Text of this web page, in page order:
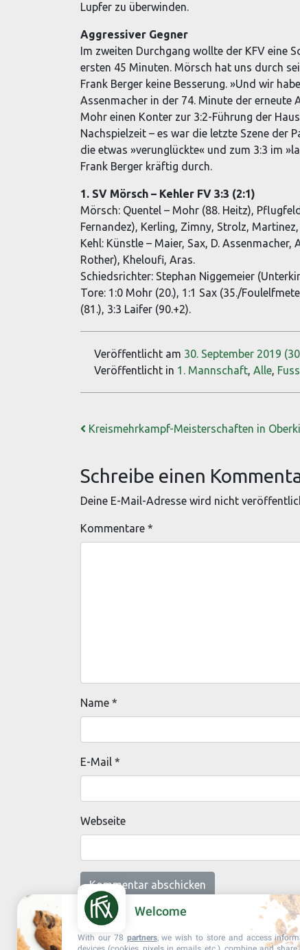
Lupfer zu überwinden.
Aggressiver Gegner
Im zweiten Durchgang wollte der KFV eine
ersten 45 Minuten. Mörsch hat uns durch
Frank Berger keine Besserung. »Und wir
Assenmacher in der 74. Minute der erneute
Mohr einen Konter zur 3:2-Führung der
Nachspielzeit – es war die letzte Szene der
die etwas »verunglückte« und zum 3:3 im
Frank Berger kräftig durch.
1. SV Mörsch – Kehler FV 3:3 (2:1)
Mörsch: Quentel – Mohr (88. Heitz),
Fernandez), Kerling, Zimny, Strolz, Martinez,
Kehl: Künstle – Maier, Sax, D.
Rother), Kheloufi, Aras.
Schiedsrichter: Stephan Niggemeier
Tore: 1:0 Mohr (20.), 1:1 Sax (35./
(81.), 3:3 Laifer (90.+2).
Veröffentlicht am 30. September 2019
Veröffentlicht in 1. Mannschaft, Alle,
Beitrags-Navigation
Kreismehrkampf-Meisterschaften in
Schreibe einen
Deine E-Mail-Adresse wird nicht
Kommentare *
Name *
E-Mail *
Webseite
Welcome
With our 78 partners, we wish to store and access